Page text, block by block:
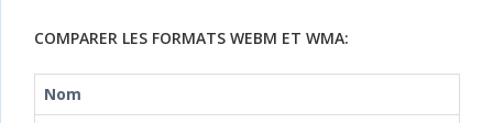
COMPARER LES FORMATS WEBM ET WMA:
Nom